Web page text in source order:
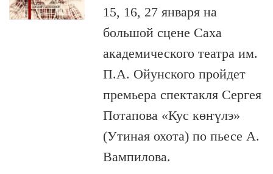
15, 16, 27 января на
большой сцене Саха
академического театра им.
П.А. Ойунского пройдет
премьера спектакля Сергея
Потапова «Кус көҥүлэ»
(Утиная охота) по пьесе А.
Вампилова.